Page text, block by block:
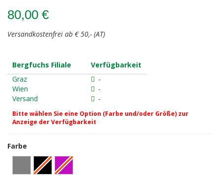
80,00 €
Versandkostenfrei ab € 50,- (AT)
Bergfuchs Filiale
Verfügbarkeit
Graz
-
Wien
-
Versand
-
Bitte wählen Sie eine Option (Farbe und/oder Größe) zur
Anzeige der Verfügbarkeit
Farbe